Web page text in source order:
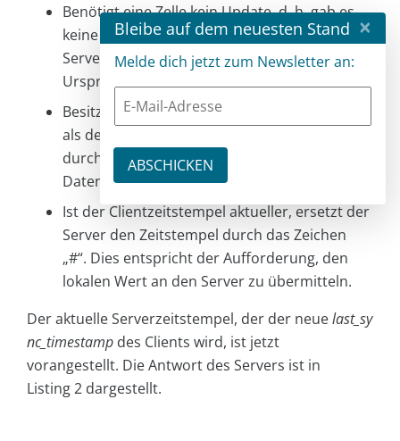
Benötigt eine Zelle kein Update, d. h. gab es
keine Aktualisierung auf Client- oder
Serverseite, ersetzt der Server den
Ursprungswert von „0“ mit dem Zeichen „@“.
Besitzt der Server einen neueren Zeitstempel
als der Client, ersetzt er den Zeitstempel
durch den Wert, den der Client in seine
Datenbank übernehmen muss.
Ist der Clientzeitstempel aktueller, ersetzt der
Server den Zeitstempel durch das Zeichen
„#“. Dies entspricht der Aufforderung, den
lokalen Wert an den Server zu übermitteln.
Der aktuelle Serverzeitstempel, der der neuelast_sy
nc_timestamp des Clients wird, ist jetzt
vorangestellt. Die Antwort des Servers ist in
Listing 2 dargestellt.
Bleibe auf dem neuesten Stand ×
Melde dich jetzt zum Newsletter an: